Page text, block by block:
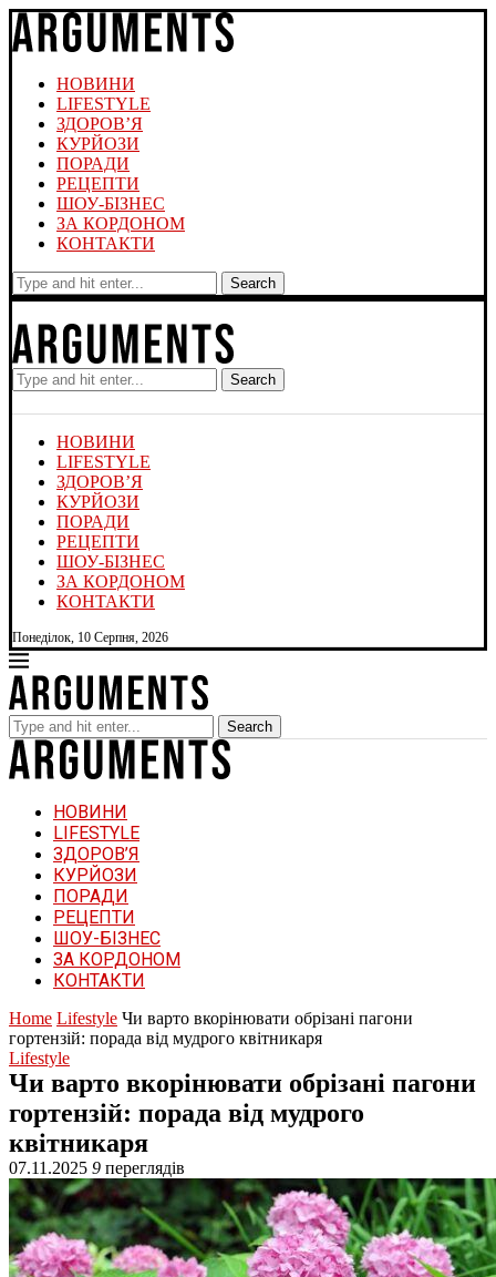
НОВИНИ
LIFESTYLE
ЗДОРОВ’Я
КУРЙОЗИ
ПОРАДИ
РЕЦЕПТИ
ШОУ-БІЗНЕС
ЗА КОРДОНОМ
КОНТАКТИ
Search
Search
НОВИНИ
LIFESTYLE
ЗДОРОВ’Я
КУРЙОЗИ
ПОРАДИ
РЕЦЕПТИ
ШОУ-БІЗНЕС
ЗА КОРДОНОМ
КОНТАКТИ
Понеділок, 10 Серпня, 2026
Search
НОВИНИ
LIFESTYLE
ЗДОРОВ’Я
КУРЙОЗИ
ПОРАДИ
РЕЦЕПТИ
ШОУ-БІЗНЕС
ЗА КОРДОНОМ
КОНТАКТИ
Home Lifestyle Чи варто вкорінювати обрізані пагони
гортензій: порада від мудрого квітникаря
Lifestyle
Чи варто вкорінювати обрізані пагони
гортензій: порада від мудрого
квітникаря
07.11.2025 9 переглядів